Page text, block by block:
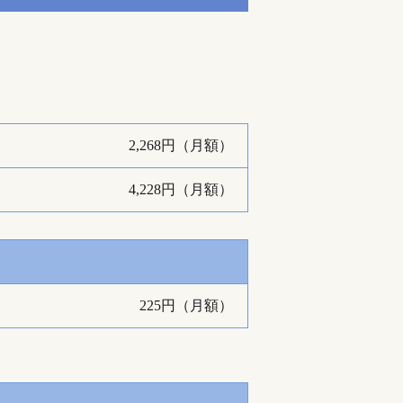
2,268円（月額）
4,228円（月額）
225円（月額）